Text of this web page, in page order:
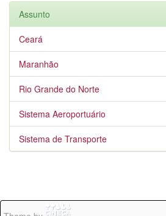
Assunto
Ceará
Maranhão
Rio Grande do Norte
Sistema Aeroportuário
Sistema de Transporte